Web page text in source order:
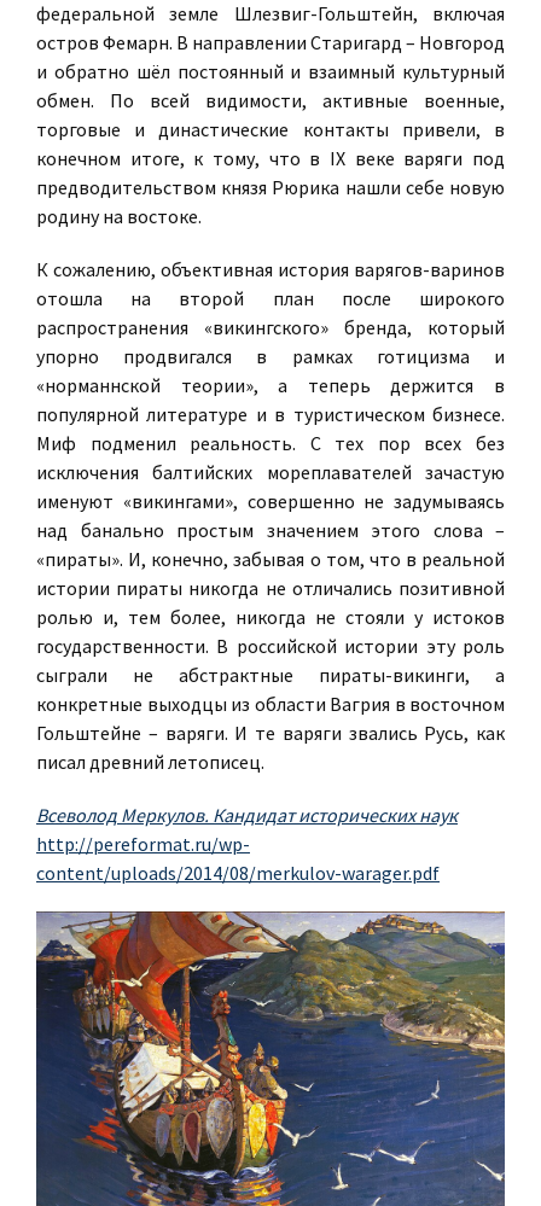
федеральной земле Шлезвиг-Гольштейн, включая
остров Фемарн. В направлении Старигард – Новгород
и обратно шёл постоянный и взаимный культурный
обмен. По всей видимости, активные военные,
торговые и династические контакты привели, в
конечном итоге, к тому, что в IX веке варяги под
предводительством князя Рюрика нашли себе новую
родину на востоке.
К сожалению, объективная история варягов-варинов
отошла на второй план после широкого
распространения «викингского» бренда, который
упорно продвигался в рамках готицизма и
«норманнской теории», а теперь держится в
популярной литературе и в туристическом бизнесе.
Миф подменил реальность. С тех пор всех без
исключения балтийских мореплавателей зачастую
именуют «викингами», совершенно не задумываясь
над банально простым значением этого слова –
«пираты». И, конечно, забывая о том, что в реальной
истории пираты никогда не отличались позитивной
ролью и, тем более, никогда не стояли у истоков
государственности. В российской истории эту роль
сыграли не абстрактные пираты-викинги, а
конкретные выходцы из области Вагрия в восточном
Гольштейне – варяги. И те варяги звались Русь, как
писал древний летописец.
Всеволод Меркулов. Кандидат исторических наук
http://pereformat.ru/wp-
content/uploads/2014/08/merkulov-warager.pdf